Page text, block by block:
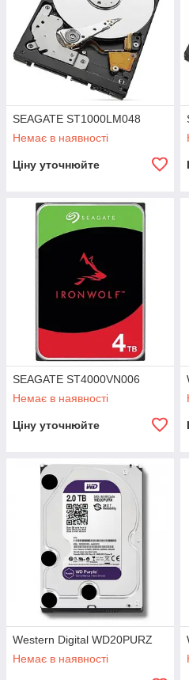
SEAGATE ST1000LM048
Немає в наявності
Ціну уточнюйте
SEAGATE ST4000VN006
Немає в наявності
Ціну уточнюйте
Western Digital WD20PURZ
Немає в наявності